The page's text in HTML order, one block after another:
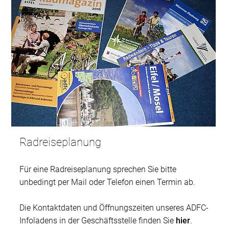
Radreiseplanung
Für eine Radreiseplanung sprechen Sie bitte
unbedingt per Mail oder Telefon einen Termin ab.
Die Kontaktdaten und Öffnungszeiten unseres ADFC-
Infoladens in der Geschäftsstelle finden Sie hier.